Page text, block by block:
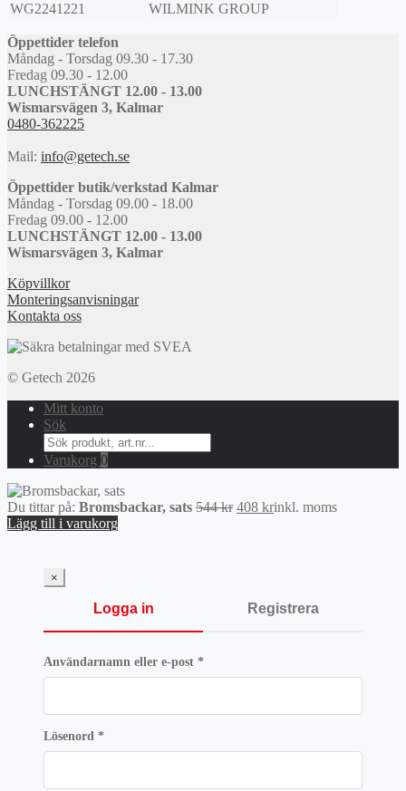
WG2241221
WILMINK GROUP
Öppettider telefon
Måndag - Torsdag 09.30 - 17.30
Fredag 09.30 - 12.00
LUNCHSTÄNGT 12.00 - 13.00
Wismarsvägen 3, Kalmar
0480-362225
Mail: info@getech.se
Öppettider butik/verkstad Kalmar
Måndag - Torsdag 09.00 - 18.00
Fredag 09.00 - 12.00
LUNCHSTÄNGT 12.00 - 13.00
Wismarsvägen 3, Kalmar
Köpvillkor
Monteringsanvisningar
Kontakta oss
© Getech 2026
Mitt konto
Sök
Search
for:
Varukorg 0
Du tittar på: Bromsbackar, sats 544kr Det
408 krDet
inkl. moms
Lägg till i varukorg
×
Logga in Registrera
Användarnamn eller e-post *Obligatoriskt
Lösenord *Obligatoriskt